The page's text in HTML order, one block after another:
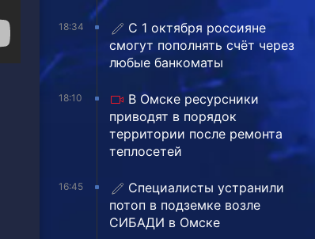
18:34
С 1 октября россияне
смогут пополнять счёт через
любые банкоматы
18:10
В Омске ресурсники
приводят в порядок
территории после ремонта
теплосетей
16:45
Специалисты устранили
потоп в подземке возле
СИБАДИ в Омске